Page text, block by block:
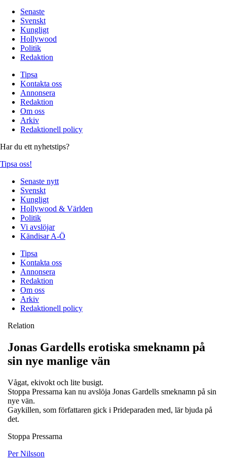
Senaste
Svenskt
Kungligt
Hollywood
Politik
Redaktion
Tipsa
Kontakta oss
Annonsera
Redaktion
Om oss
Arkiv
Redaktionell policy
Har du ett nyhetstips?
Tipsa oss!
Senaste nytt
Svenskt
Kungligt
Hollywood & Världen
Politik
Vi avslöjar
Kändisar A-Ö
Tipsa
Kontakta oss
Annonsera
Redaktion
Om oss
Arkiv
Redaktionell policy
Relation
Jonas Gardells erotiska smeknamn på
sin nye manlige vän
Vågat, ekivokt och lite busigt.
Stoppa Pressarna kan nu avslöja Jonas Gardells smeknamn på sin
nye vän.
Gaykillen, som författaren gick i Prideparaden med, lär bjuda på
det.
Stoppa Pressarna
Per Nilsson